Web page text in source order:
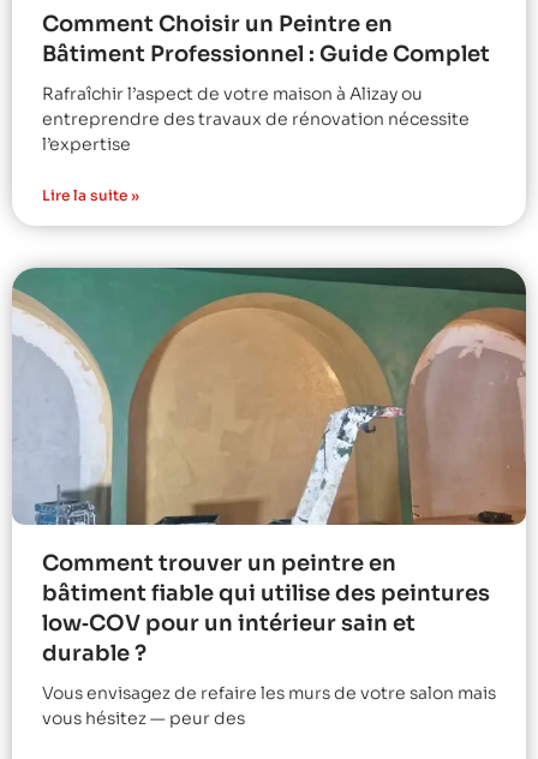
Comment Choisir un Peintre en
Bâtiment Professionnel : Guide Complet
Rafraîchir l’aspect de votre maison à Alizay ou
entreprendre des travaux de rénovation nécessite
l’expertise
Lire la suite »
Comment trouver un peintre en
bâtiment fiable qui utilise des peintures
low‑COV pour un intérieur sain et
durable ?
Vous envisagez de refaire les murs de votre salon mais
vous hésitez — peur des